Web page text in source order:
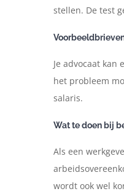
stellen. De test
Je advocaat
het probleem
salaris.
Wat te doen bij
Als een
wordt ook wel